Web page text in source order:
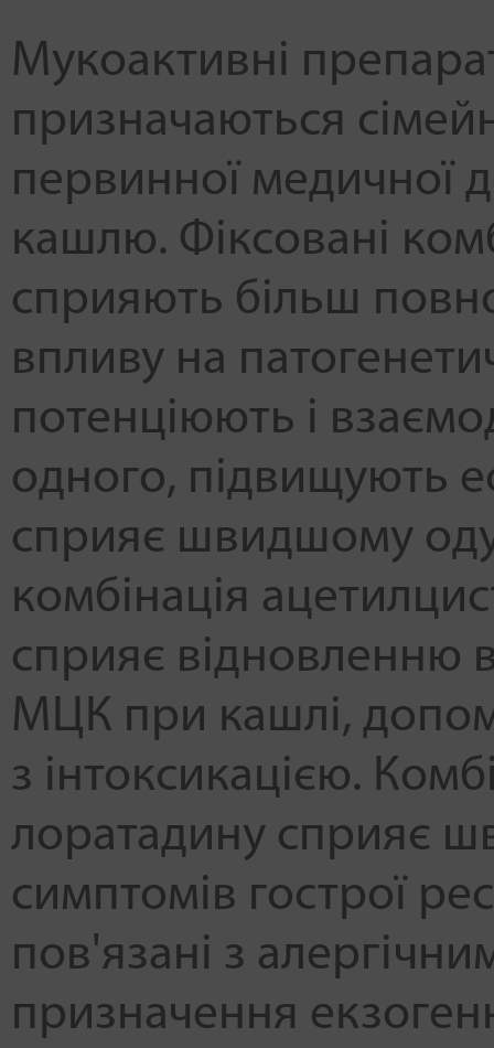
Мукоактивні
призначаються
первинної медичної
кашлю. Фіксовані
сприяють більш
впливу на
потенціюють і
одного, підвищують
сприяє швидшому
комбінація
сприяє відновленню
МЦК при кашлі,
з інтоксикацією.
лоратадину сприяє
симптомів гострої
пов'язані з
призначення